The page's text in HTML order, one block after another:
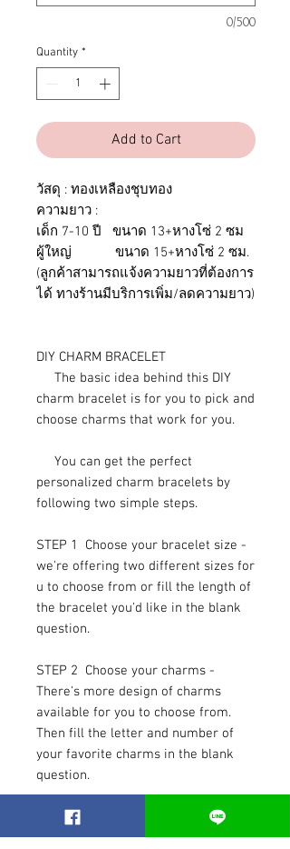
0/500
Quantity *
Add to Cart
วัสดุ : ทองเหลืองชุบทอง
ความยาว :
เด็ก 7-10 ปี ขนาด 13+หางโซ่ 2 ซม
ผู้ใหญ่ ขนาด 15+หางโซ่ 2 ซม.
(ลูกค้าสามารถแจ้งความยาวที่ต้องการ
ได้ ทางร้านมีบริการเพิ่ม/ลดความยาว)
DIY CHARM BRACELET
The basic idea behind this DIY
charm bracelet is for you to pick and
choose charms that work for you.
You can get the perfect
personalized charm bracelets by
following two simple steps.
STEP 1 Choose your bracelet size -
we're offering two different sizes for
u to choose from or fill the length of
the bracelet you'd like in the blank
question.
STEP 2 Choose your charms -
There's more design of charms
available for you to choose from.
Then fill the letter and number of
your favorite charms in the blank
question.
So you will get the perfect
personalized charm bracelets!!